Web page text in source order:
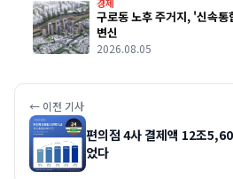
경제
구로동 노후 주거지, '신속
변신
2026.08.05
← 이전 기사
편의점 4사 결제액 12조
었다